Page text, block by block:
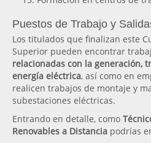
Puestos de Trabajo y
Los titulados que finalizan este
Superior pueden encontrar
relacionadas con la generación,
energía eléctrica, así como en
realicen trabajos de montaje y
subestaciones eléctricas.
Entrando en detalle, como
Renovables a Distancia podrías